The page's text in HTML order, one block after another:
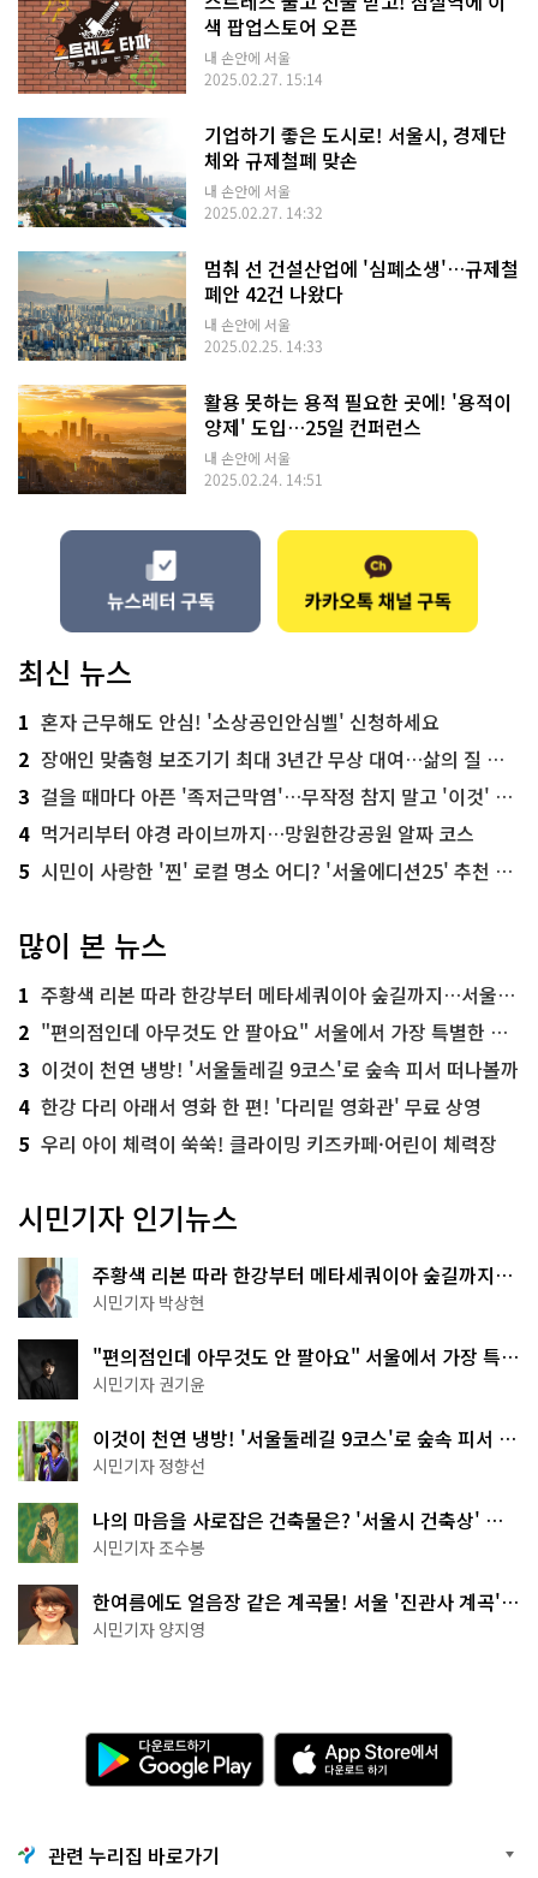
색 팝업스토어 오픈
내 손안에 서울
2025.02.27. 15:14
기업하기 좋은 도시로! 서울시, 경제단
체와 규제철폐 맞손
내 손안에 서울
2025.02.27. 14:32
멈춰 선 건설산업에 '심폐소생'…규제철
폐안 42건 나왔다
내 손안에 서울
2025.02.25. 14:33
활용 못하는 용적 필요한 곳에! '용적이
양제' 도입…25일 컨퍼런스
내 손안에 서울
2025.02.24. 14:51
최신 뉴스
1 혼자 근무해도 안심! '소상공인안심벨' 신청하세요
2 장애인 맞춤형 보조기기 최대 3년간 무상 대여…삶의 질 높인다
3 걸을 때마다 아픈 '족저근막염'…무작정 참지 말고 '이것' 해보세요!
4 먹거리부터 야경 라이브까지…망원한강공원 알짜 코스
5 시민이 사랑한 '찐' 로컬 명소 어디? '서울에디션25' 추천 코스
많이 본 뉴스
1 주황색 리본 따라 한강부터 메타세쿼이아 숲길까지…서울둘레길 15코스
2 "편의점인데 아무것도 안 팔아요" 서울에서 가장 특별한 편의점의 정체
3 이것이 천연 냉방! '서울둘레길 9코스'로 숲속 피서 떠나볼까
4 한강 다리 아래서 영화 한 편! '다리밑 영화관' 무료 상영
5 우리 아이 체력이 쑥쑥! 클라이밍 키즈카페·어린이 체력장
시민기자 인기뉴스
주황색 리본 따라 한강부터 메타세쿼이아 숲길까지…
서울둘레길 15코스
시민기자 박상현
"편의점인데 아무것도 안 팔아요" 서울에서 가장 특별
한 편의점의 정체
시민기자 권기윤
이것이 천연 냉방! '서울둘레길 9코스'로 숲속 피서 떠
나볼까
시민기자 정향선
나의 마음을 사로잡은 건축물은? '서울시 건축상' 수
상작 공개!
시민기자 조수봉
한여름에도 얼음장 같은 계곡물! 서울 '진관사 계곡'이
천국이네~
시민기자 양지영
다
운
로
기
G
A
p
p
관련 누리집 바로가기